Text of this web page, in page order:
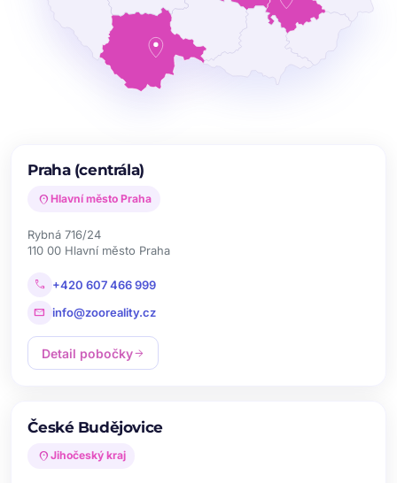
Praha (centrála)
location_on Hlavní město Praha
Rybná 716/24
110 00 Hlavní město Praha
call +420 607 466 999
mail info@zooreality.cz
Detail pobočkyarrow_forward
České Budějovice
location_on Jihočeský kraj